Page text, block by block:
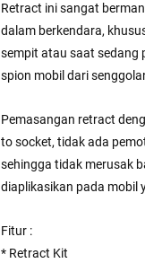
Retract ini sangat
dalam berkendara,
sempit atau saat sedang
spion mobil dari
Pemasangan retract
to socket, tidak ada
sehingga tidak merusak
diaplikasikan pada mobil
Fitur :
* Retract Kit